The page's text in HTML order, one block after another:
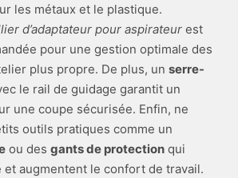
les métaux et le plastique.
d’adaptateur pour aspirateur est
pour une gestion optimale des
plus propre. De plus, un serre-
le rail de guidage garantit un
une coupe sécurisée. Enfin, ne
outils pratiques comme un
ou des gants de protection qui
et augmentent le confort de travail.